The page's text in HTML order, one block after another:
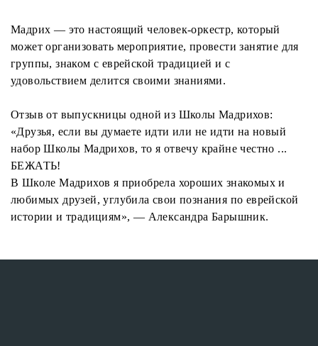
Мадрих — это настоящий человек-оркестр, который
может организовать мероприятие, провести занятие для
группы, знаком с еврейской традицией и с
удовольствием делится своими знаниями.
Отзыв от выпускницы одной из Школы Мадрихов:
«Друзья, если вы думаете идти или не идти на новый
набор Школы Мадрихов, то я отвечу крайне честно ...
БЕЖАТЬ!
В Школе Мадрихов я приобрела хороших знакомых и
любимых друзей, углубила свои познания по еврейской
истории и традициям», — Александра Барышник.